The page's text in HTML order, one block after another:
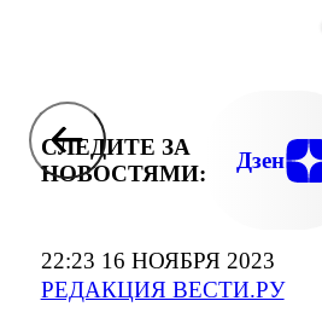
22:23 16 НОЯБРЯ 2023
РЕДАКЦИЯ ВЕСТИ.РУ
СЛЕДИТЕ ЗА
НОВОСТЯМИ:
Дзен